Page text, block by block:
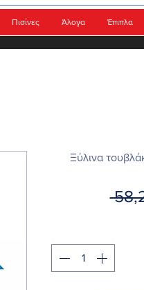
Πισίνες Άλογα Έπιπλα
Ξύλινα